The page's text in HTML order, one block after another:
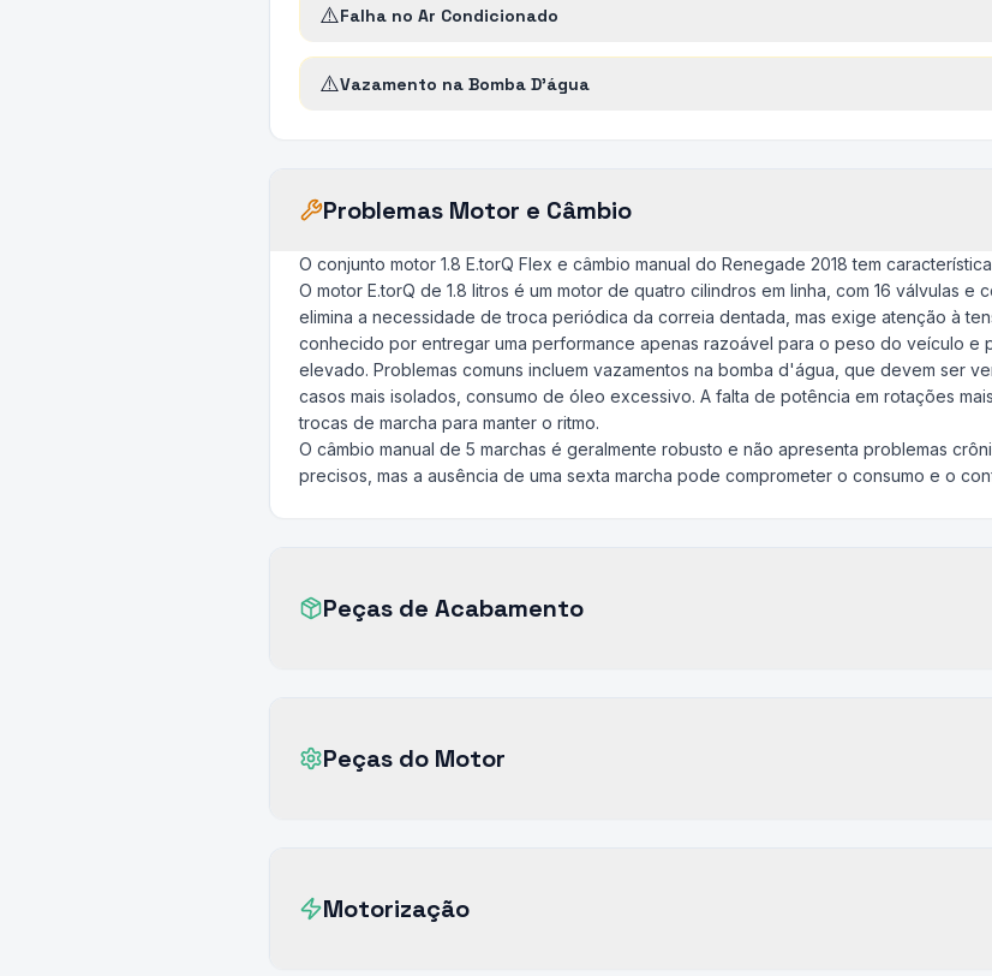
⚠️Falha no Ar Condicionado
⚠️Vazamento na Bomba D'água
Problemas Motor e Câmbio
O conjunto motor 1.8 E.torQ Flex e câmbio manual do Renegade 2018 tem
O motor E.torQ de 1.8 litros é um motor de quatro cilindros em linha, com 16 válvulas
elimina a necessidade de troca periódica da correia dentada, mas exige atenção à
conhecido por entregar uma performance apenas razoável para o peso do veículo e
elevado. Problemas comuns incluem vazamentos na bomba d'água, que devem ser
casos mais isolados, consumo de óleo excessivo. A falta de potência em rotações
trocas de marcha para manter o ritmo.
O câmbio manual de 5 marchas é geralmente robusto e não apresenta problemas
precisos, mas a ausência de uma sexta marcha pode comprometer o consumo e o
Peças de Acabamento
Peças do Motor
Motorização